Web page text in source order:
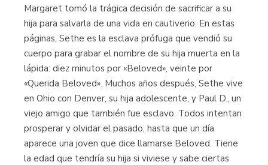
Margaret tomó la trágica decisión de sacrificar a su
hija para salvarla de una vida en cautiverio. En estas
páginas, Sethe es la esclava prófuga que vendió su
cuerpo para grabar el nombre de su hija muerta en la
lápida: diez minutos por «Beloved», veinte por
«Querida Beloved». Muchos años después, Sethe vive
en Ohio con Denver, su hija adolescente, y Paul D., un
viejo amigo que también fue esclavo. Todos intentan
prosperar y olvidar el pasado, hasta que un día
aparece una joven que dice llamarse Beloved. Tiene
la edad que tendría su hija si viviese y sabe ciertas